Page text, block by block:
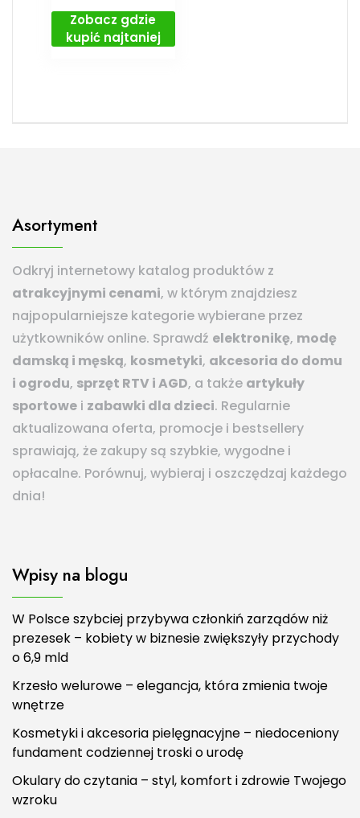
Zobacz gdzie
kupić najtaniej
Asortyment
Odkryj internetowy katalog produktów z
atrakcyjnymi cenami, w którym znajdziesz
najpopularniejsze kategorie wybierane przez
użytkowników online. Sprawdź elektronikę, modę
damską i męską, kosmetyki, akcesoria do domu
i ogrodu, sprzęt RTV i AGD, a także artykuły
sportowe i zabawki dla dzieci. Regularnie
aktualizowana oferta, promocje i bestsellery
sprawiają, że zakupy są szybkie, wygodne i
opłacalne. Porównuj, wybieraj i oszczędzaj każdego
dnia!
Wpisy na blogu
W Polsce szybciej przybywa członkiń zarządów niż
prezesek – kobiety w biznesie zwiększyły przychody
o 6,9 mld
Krzesło welurowe – elegancja, która zmienia twoje
wnętrze
Kosmetyki i akcesoria pielęgnacyjne – niedoceniony
fundament codziennej troski o urodę
Okulary do czytania – styl, komfort i zdrowie Twojego
wzroku